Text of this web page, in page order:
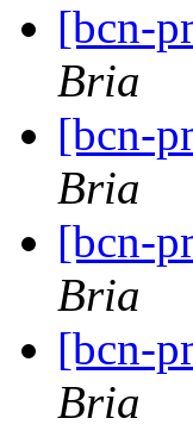
[bcn-
Bria
[bcn-
Bria
[bcn-
Bria
[bcn-
Bria